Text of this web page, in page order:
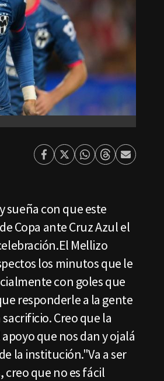
Facebook
TwitterWhatsapp
ThreadsEnviar
sueña con que este
Copa ante Cruz Azul el
Mellizo
los minutos que le
con goles que
responderle a la gente
Creo que la
que nos dan y ojalá
la institución."Va a ser
que no es fácil